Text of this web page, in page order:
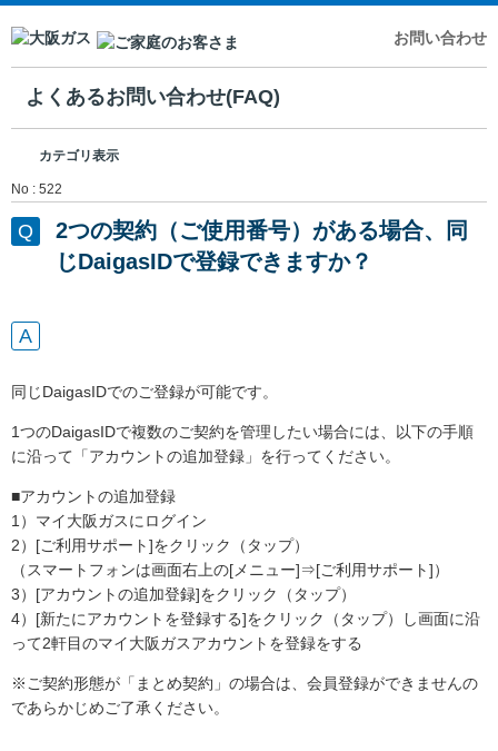
お問い合わせ
よくあるお問い合わせ(FAQ)
カテゴリ表示
No : 522
2つの契約（ご使用番号）がある場合、同
じDaigasIDで登録できますか？
同じDaigasIDでのご登録が可能です。
1つのDaigasIDで複数のご契約を管理したい場合には、以下の手順
に沿って「アカウントの追加登録」を行ってください。
■アカウントの追加登録
1）マイ大阪ガスにログイン
2）[ご利用サポート]をクリック（タップ）
（スマートフォンは画面右上の[メニュー]⇒[ご利用サポート]）
3）[アカウントの追加登録]をクリック（タップ）
4）[新たにアカウントを登録する]をクリック（タップ）し画面に沿
って2軒目のマイ大阪ガスアカウントを登録をする
※ご契約形態が「まとめ契約」の場合は、会員登録ができませんの
であらかじめご了承ください。